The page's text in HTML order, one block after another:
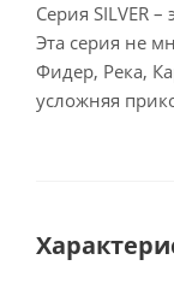
Серия SILVER
Эта серия не
Фидер, Река,
усложняя